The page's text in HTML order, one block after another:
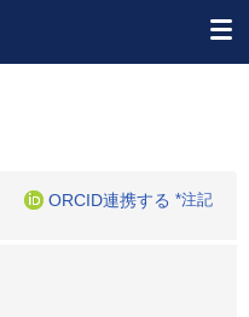
ORCID連携する *注記